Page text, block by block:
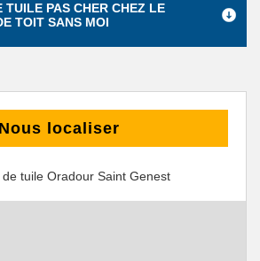
TUILE PAS CHER CHEZ LE
TOIT SANS MOI
Nous localiser
tuile Oradour Saint Genest